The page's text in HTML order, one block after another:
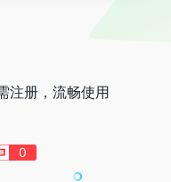
注册，流畅使用
0